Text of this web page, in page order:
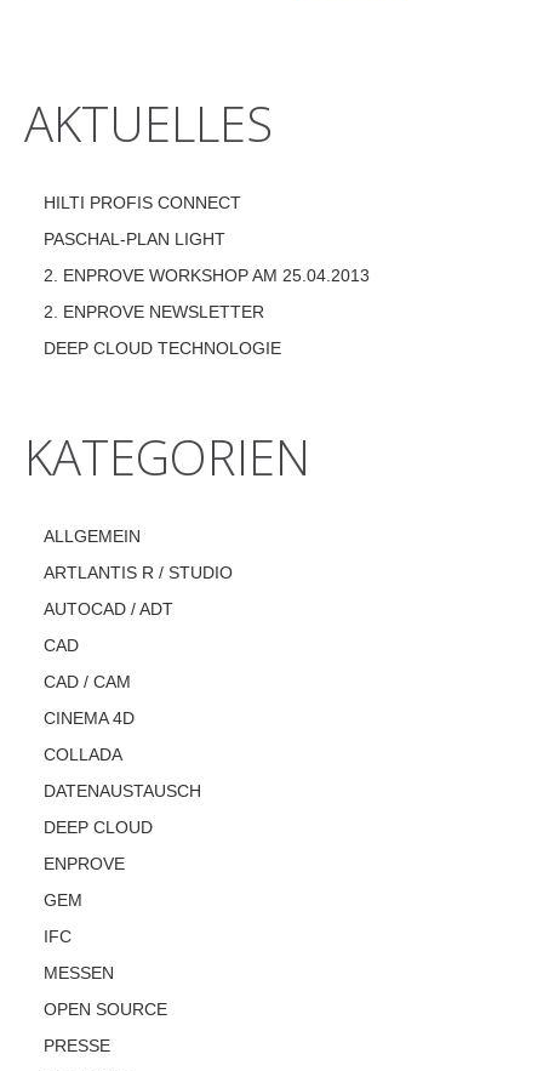
AKTUELLES
HILTI PROFIS CONNECT
PASCHAL-PLAN LIGHT
2. ENPROVE WORKSHOP AM 25.04.2013
2. ENPROVE NEWSLETTER
DEEP CLOUD TECHNOLOGIE
KATEGORIEN
ALLGEMEIN
ARTLANTIS R / STUDIO
AUTOCAD / ADT
CAD
CAD / CAM
CINEMA 4D
COLLADA
DATENAUSTAUSCH
DEEP CLOUD
ENPROVE
GEM
IFC
MESSEN
OPEN SOURCE
PRESSE